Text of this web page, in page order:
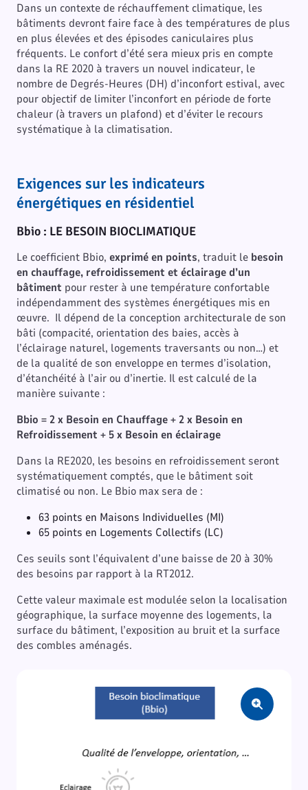
Dans un contexte de réchauffement climatique, les
bâtiments devront faire face à des températures de plus
en plus élevées et des épisodes caniculaires plus
fréquents. Le confort d’été sera mieux pris en compte
dans la RE 2020 à travers un nouvel indicateur, le
nombre de Degrés-Heures (DH) d’inconfort estival, avec
pour objectif de limiter l’inconfort en période de forte
chaleur (à travers un plafond) et d’éviter le recours
systématique à la climatisation.
Exigences sur les indicateurs
énergétiques en résidentiel
Bbio : LE BESOIN BIOCLIMATIQUE
Le coefficient Bbio, exprimé en points, traduit le besoin
en chauffage, refroidissement et éclairage d’un
bâtiment pour rester à une température confortable
indépendamment des systèmes énergétiques mis en
œuvre. Il dépend de la conception architecturale de son
bâti (compacité, orientation des baies, accès à
l’éclairage naturel, logements traversants ou non…) et
de la qualité de son enveloppe en termes d’isolation,
d’étanchéité à l’air ou d’inertie. Il est calculé de la
manière suivante :
Bbio = 2 x Besoin en Chauffage + 2 x Besoin en
Refroidissement + 5 x Besoin en éclairage
Dans la RE2020, les besoins en refroidissement seront
systématiquement comptés, que le bâtiment soit
climatisé ou non. Le Bbio max sera de :
63 points en Maisons Individuelles (MI)
65 points en Logements Collectifs (LC)
Ces seuils sont l’équivalent d’une baisse de 20 à 30%
des besoins par rapport à la RT2012.
Cette valeur maximale est modulée selon la localisation
géographique, la surface moyenne des logements, la
surface du bâtiment, l’exposition au bruit et la surface
des combles aménagés.
Zoom